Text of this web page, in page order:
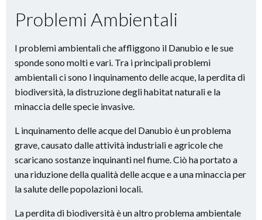
Problemi Ambientali
I problemi ambientali che affliggono il Danubio e le sue
sponde sono molti e vari. Tra i principali problemi
ambientali ci sono l inquinamento delle acque, la perdita di
biodiversità, la distruzione degli habitat naturali e la
minaccia delle specie invasive.
L inquinamento delle acque del Danubio è un problema
grave, causato dalle attività industriali e agricole che
scaricano sostanze inquinanti nel fiume. Ciò ha portato a
una riduzione della qualità delle acque e a una minaccia per
la salute delle popolazioni locali.
La perdita di biodiversità è un altro problema ambientale